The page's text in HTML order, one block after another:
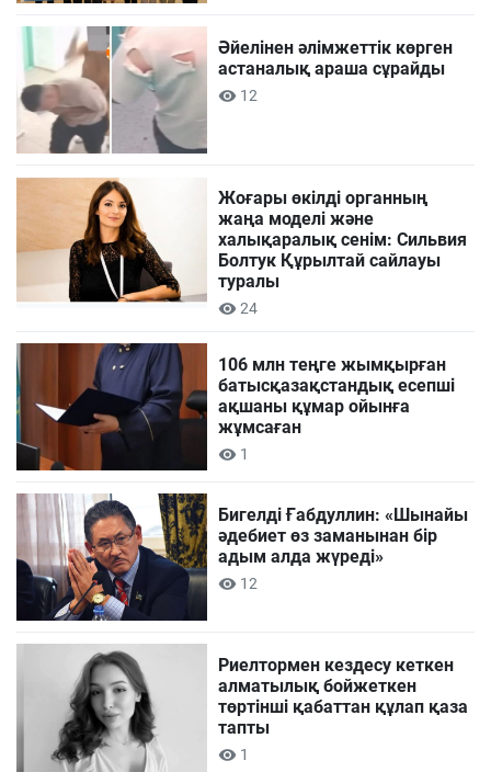
Әйелінен әлімжеттік көрген
астаналық араша сұрайды
12
Жоғары өкілді органның
жаңа моделі және
халықаралық сенім: Сильвия
Болтук Құрылтай сайлауы
туралы
24
106 млн теңге жымқырған
батысқазақстандық есепші
ақшаны құмар ойынға
жұмсаған
1
Бигелді Ғабдуллин: «Шынайы
әдебиет өз заманынан бір
адым алда жүреді»
12
Риелтормен кездесу кеткен
алматылық бойжеткен
төртінші қабаттан құлап қаза
тапты
1